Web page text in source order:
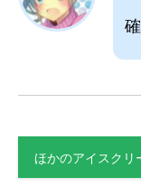
ほかのアイスクリ